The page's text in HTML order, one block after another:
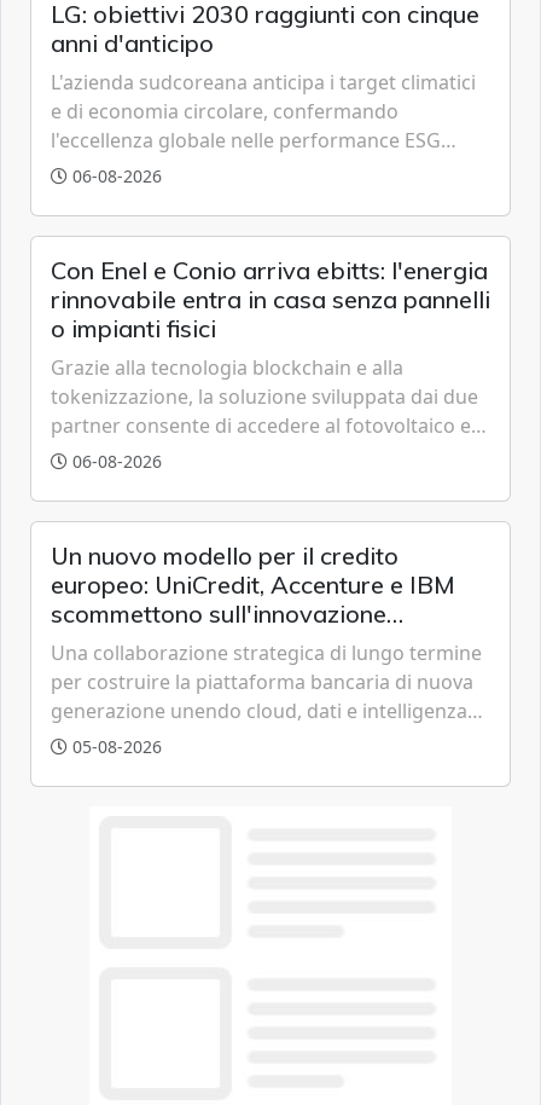
LG: obiettivi 2030 raggiunti con cinque
anni d'anticipo
L'azienda sudcoreana anticipa i target climatici
e di economia circolare, confermando
l'eccellenza globale nelle performance ESG
grazie a innovazione, accessibilità e governance
06-08-2026
Con Enel e Conio arriva ebitts: l'energia
rinnovabile entra in casa senza pannelli
o impianti fisici
Grazie alla tecnologia blockchain e alla
tokenizzazione, la soluzione sviluppata dai due
partner consente di accedere al fotovoltaico e
all'eolico ottenendo risparmi diretti in bolletta,
06-08-2026
Un nuovo modello per il credito
europeo: UniCredit, Accenture e IBM
scommettono sull'innovazione
tecnologica
Una collaborazione strategica di lungo termine
per costruire la piattaforma bancaria di nuova
generazione unendo cloud, dati e intelligenza
artificiale.
05-08-2026